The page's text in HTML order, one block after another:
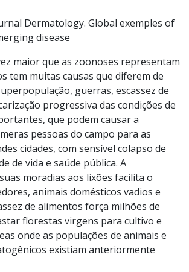
Dermatology. Global exemples of
disease
maior que as zoonoses representam
tem muitas causas que diferem de
guerras, escassez de
progressiva das condições de
que podem causar a
pessoas do campo para as
cidades, com sensível colapso de
de vida e saúde pública. A
moradias aos lixões facilita o
animais domésticos vadios e
de alimentos força milhões de
florestas virgens para cultivo e
onde as populações de animais e
existiam anteriormente